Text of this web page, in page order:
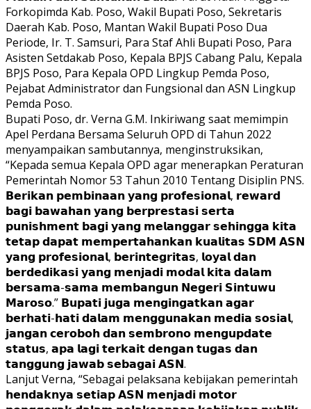
Forkopimda Kab. Poso, Wakil Bupati Poso, Sekretaris
Daerah Kab. Poso, Mantan Wakil Bupati Poso Dua
Periode, Ir. T. Samsuri, Para Staf Ahli Bupati Poso, Para
Asisten Setdakab Poso, Kepala BPJS Cabang Palu, Kepala
BPJS Poso, Para Kepala OPD Lingkup Pemda Poso,
Pejabat Administrator dan Fungsional dan ASN Lingkup
Pemda Poso.
Bupati Poso, dr. Verna G.M. Inkiriwang saat memimpin
Apel Perdana Bersama Seluruh OPD di Tahun 2022
menyampaikan sambutannya, menginstruksikan,
“Kepada semua Kepala OPD agar menerapkan Peraturan
Pemerintah Nomor 53 Tahun 2010 Tentang Disiplin PNS.
𝗕𝗲𝗿𝗶𝗸𝗮𝗻 𝗽𝗲𝗺𝗯𝗶𝗻𝗮𝗮𝗻 𝘆𝗮𝗻𝗴 𝗽𝗿𝗼𝗳𝗲𝘀𝗶𝗼𝗻𝗮𝗹, 𝗿𝗲𝘄𝗮𝗿𝗱
𝗯𝗮𝗴𝗶 𝗯𝗮𝘄𝗮𝗵𝗮𝗻 𝘆𝗮𝗻𝗴 𝗯𝗲𝗿𝗽𝗿𝗲𝘀𝘁𝗮𝘀𝗶 𝘀𝗲𝗿𝘁𝗮
𝗽𝘂𝗻𝗶𝘀𝗵𝗺𝗲𝗻𝘁 𝗯𝗮𝗴𝗶 𝘆𝗮𝗻𝗴 𝗺𝗲𝗹𝗮𝗻𝗴𝗴𝗮𝗿 𝘀𝗲𝗵𝗶𝗻𝗴𝗴𝗮 𝗸𝗶𝘁𝗮
𝘁𝗲𝘁𝗮𝗽 𝗱𝗮𝗽𝗮𝘁 𝗺𝗲𝗺𝗽𝗲𝗿𝘁𝗮𝗵𝗮𝗻𝗸𝗮𝗻 𝗸𝘂𝗮𝗹𝗶𝘁𝗮𝘀 𝗦𝗗𝗠 𝗔𝗦𝗡
𝘆𝗮𝗻𝗴 𝗽𝗿𝗼𝗳𝗲𝘀𝗶𝗼𝗻𝗮𝗹, 𝗯𝗲𝗿𝗶𝗻𝘁𝗲𝗴𝗿𝗶𝘁𝗮𝘀, 𝗹𝗼𝘆𝗮𝗹 𝗱𝗮𝗻
𝗯𝗲𝗿𝗱𝗲𝗱𝗶𝗸𝗮𝘀𝗶 𝘆𝗮𝗻𝗴 𝗺𝗲𝗻𝗷𝗮𝗱𝗶 𝗺𝗼𝗱𝗮𝗹 𝗸𝗶𝘁𝗮 𝗱𝗮𝗹𝗮𝗺
𝗯𝗲𝗿𝘀𝗮𝗺𝗮-𝘀𝗮𝗺𝗮 𝗺𝗲𝗺𝗯𝗮𝗻𝗴𝘂𝗻 𝗡𝗲𝗴𝗲𝗿𝗶 𝗦𝗶𝗻𝘁𝘂𝘄𝘂
𝗠𝗮𝗿𝗼𝘀𝗼.” 𝗕𝘂𝗽𝗮𝘁𝗶 𝗷𝘂𝗴𝗮 𝗺𝗲𝗻𝗴𝗶𝗻𝗴𝗮𝘁𝗸𝗮𝗻 𝗮𝗴𝗮𝗿
𝗯𝗲𝗿𝗵𝗮𝘁𝗶-𝗵𝗮𝘁𝗶 𝗱𝗮𝗹𝗮𝗺 𝗺𝗲𝗻𝗴𝗴𝘂𝗻𝗮𝗸𝗮𝗻 𝗺𝗲𝗱𝗶𝗮 𝘀𝗼𝘀𝗶𝗮𝗹,
𝗷𝗮𝗻𝗴𝗮𝗻 𝗰𝗲𝗿𝗼𝗯𝗼𝗵 𝗱𝗮𝗻 𝘀𝗲𝗺𝗯𝗿𝗼𝗻𝗼 𝗺𝗲𝗻𝗴𝘂𝗽𝗱𝗮𝘁𝗲
𝘀𝘁𝗮𝘁𝘂𝘀, 𝗮𝗽𝗮 𝗹𝗮𝗴𝗶 𝘁𝗲𝗿𝗸𝗮𝗶𝘁 𝗱𝗲𝗻𝗴𝗮𝗻 𝘁𝘂𝗴𝗮𝘀 𝗱𝗮𝗻
𝘁𝗮𝗻𝗴𝗴𝘂𝗻𝗴 𝗷𝗮𝘄𝗮𝗯 𝘀𝗲𝗯𝗮𝗴𝗮𝗶 𝗔𝗦𝗡.
Lanjut Verna, “Sebagai pelaksana kebijakan pemerintah
𝗵𝗲𝗻𝗱𝗮𝗸𝗻𝘆𝗮 𝘀𝗲𝘁𝗶𝗮𝗽 𝗔𝗦𝗡 𝗺𝗲𝗻𝗷𝗮𝗱𝗶 𝗺𝗼𝘁𝗼𝗿